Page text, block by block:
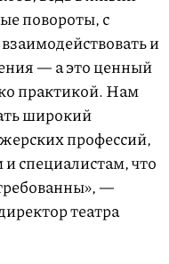
повороты, с
и
— а это ценный
практикой. Нам
широкий
профессий,
специалистам, что
—
театра